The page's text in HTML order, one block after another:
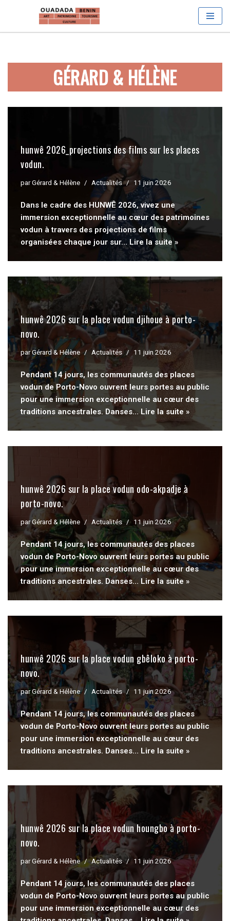
GÉRARD & HÉLÈNE
hunwê 2026_projections des films sur les places
vodun.
parGérard & Hélène Actualités 11 juin 2026
Dans le cadre des HUNWÊ 2026, vivez une
immersion exceptionnelle au cœur des patrimoines
vodun à travers des projections de films
organisées chaque jour sur… Lire la suite »
hunwê 2026 sur la place vodun djihoue à porto-
novo.
parGérard & Hélène Actualités 11 juin 2026
Pendant 14 jours, les communautés des places
vodun de Porto-Novo ouvrent leurs portes au public
pour une immersion exceptionnelle au cœur des
traditions ancestrales. Danses… Lire la suite »
hunwê 2026 sur la place vodun odo-akpadje à
porto-novo.
parGérard & Hélène Actualités 11 juin 2026
Pendant 14 jours, les communautés des places
vodun de Porto-Novo ouvrent leurs portes au public
pour une immersion exceptionnelle au cœur des
traditions ancestrales. Danses… Lire la suite »
hunwê 2026 sur la place vodun gbêloko à porto-
novo.
parGérard & Hélène Actualités 11 juin 2026
Pendant 14 jours, les communautés des places
vodun de Porto-Novo ouvrent leurs portes au public
pour une immersion exceptionnelle au cœur des
traditions ancestrales. Danses… Lire la suite »
hunwê 2026 sur la place vodun houngbo à porto-
novo.
parGérard & Hélène Actualités 11 juin 2026
Pendant 14 jours, les communautés des places
vodun de Porto-Novo ouvrent leurs portes au public
pour une immersion exceptionnelle au cœur des